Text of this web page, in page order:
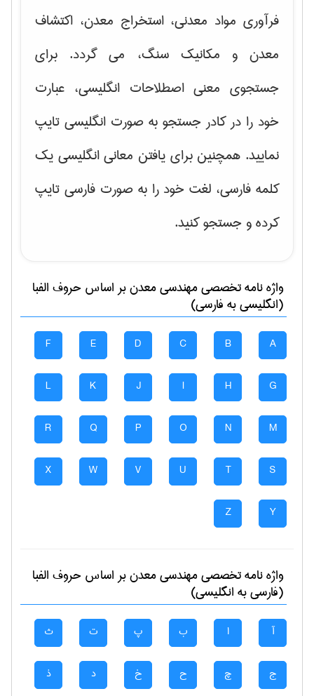
فرآوری مواد معدنی، استخراج معدن، اکتشاف
معدن و مکانیک سنگ، می گردد. برای
جستجوی معنی اصطلاحات انگلیسی، عبارت
خود را در کادر جستجو به صورت انگلیسی تایپ
نمایید. همچنین برای یافتن معانی انگلیسی یک
کلمه فارسی، لغت خود را به صورت فارسی تایپ
کرده و جستجو کنید.
واژه نامه تخصصیمهندسی معدنبر اساس حروف الفبا
(انگلیسی به فارسی)
A
B
C
D
E
F
G
H
I
J
K
L
M
N
O
P
Q
R
S
T
U
V
W
X
Y
Z
واژه نامه تخصصیمهندسی معدنبر اساس حروف الفبا
(فارسی به انگلیسی)
آ ا ب پ ت ث
ج چ ح خ د ذ